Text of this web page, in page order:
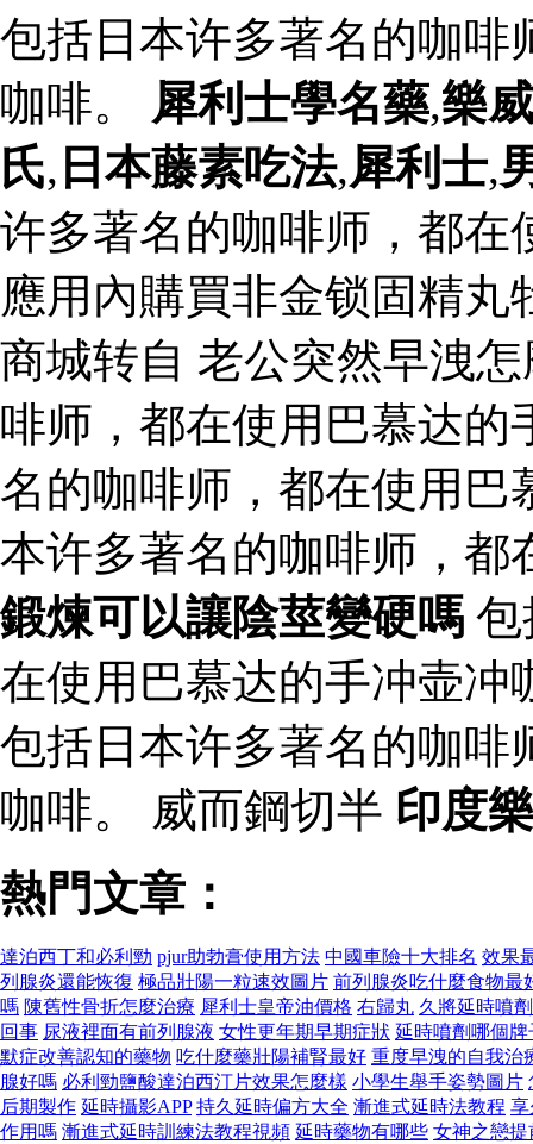
包括日本许多著名的咖啡
咖啡。 犀利士學名藥,樂
氏, 日本藤素吃法,犀利士,
许多著名的咖啡师，都在
應用內購買非金锁固精
商城转自 老公突然早洩
啡师，都在使用巴慕达的
名的咖啡师，都在使用巴
本许多著名的咖啡师，都
鍛煉可以讓陰莖變硬嗎 包
在使用巴慕达的手冲壶
包括日本许多著名的咖啡
咖啡。 威而鋼切半 印度
熱門文章：
達泊西丁和必利勁 pjur助勃膏使用方法 中國車險十大排名 效果
列腺炎還能恢復 極品壯陽一粒速效圖片 前列腺炎吃什麼食物最
嗎 陳舊性骨折怎麼治療 犀利士皇帝油價格 右歸丸 久將延時噴
回事 尿液裡面有前列腺液 女性更年期早期症狀 延時噴劑哪個
默症改善認知的藥物 吃什麼藥壯陽補腎最好 重度早洩的自我治
腺好嗎 必利勁鹽酸達泊西汀片效果怎麼樣 小學生舉手姿勢圖片
后期製作 延時攝影APP 持久延時偏方大全 漸進式延時法教程 享
作用嗎 漸進式延時訓練法教程視頻 延時藥物有哪些 女神之戀提